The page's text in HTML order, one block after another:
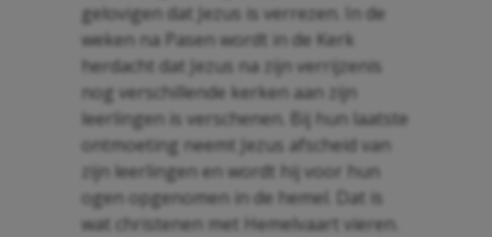
gelovigen dat Jezus is verrezen. In de
weken na Pasen wordt in de Kerk
herdacht dat Jezus na zijn verrijzenis
nog verschillende kerken aan zijn
leerlingen is verschenen. Bij hun laatste
ontmoeting neemt Jezus afscheid van
zijn leerlingen en wordt hij voor hun
ogen opgenomen in de hemel. Dat is
wat christenen met Hemelvaart vieren.